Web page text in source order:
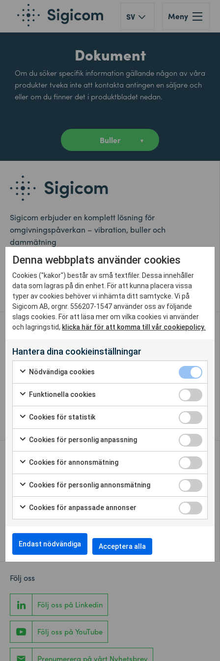
SV Meny
Dokument
Om du söker specifik information gällande någon av våra
produkter tveka inte att kontakta antingen en säljare och
eller om du finner det i produktbladet nedan.
Sigicom erbjuder en komplett lösning för
omgivningspåverkan – vibration, buller och
dammätning
Cookieinställningar
Whistleblower
Kontakta oss
+46 8 449 97 50
info@sigicom.com
Lediga jobb
Våra lösningar:
Produktkatalog
Academy
Events:
Mässor
Följ oss
Följ oss på Linkedin
Följ oss på YouTube
Prenumerera på vårt Nyhetsbrev
Denna webbplats använder cookies
Cookies ("kakor") består av små textfiler. Dessa innehåller
data som lagras på din enhet. För att kunna placera vissa
typer av cookies behöver vi inhämta ditt samtycke. Vi på
Sigicom AB, orgnr. 556207-1547 använder oss av följande
slags cookies. För att läsa mer om vilka cookies vi använder
och lagringstid, klicka här för att komma till vår cookiepolicy.
Hantera dina cookieinställningar
Nödvändiga cookies
Funktionella cookies
Cookies för statistik
Cookies för personlig anpassning
Cookies för annonsmätning
Cookies för personlig annonsmätning
Cookies för anpassade annonser
Endast nödvändiga Acceptera alla